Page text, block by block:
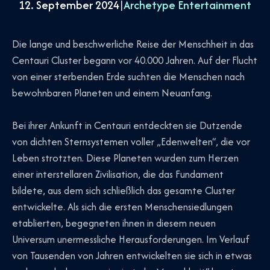
12. September 2024|Archetype Entertainment
Die lange und beschwerliche Reise der Menschheit in das
Centauri Cluster begann vor 40.000 Jahren. Auf der Flucht
von einer sterbenden Erde suchten die Menschen nach
bewohnbaren Planeten und einem Neuanfang.
Bei ihrer Ankunft in Centauri entdeckten sie Dutzende
von dichten Sternsystemen voller „Edenwelten“, die vor
Leben strotzten. Diese Planeten wurden zum Herzen
einer interstellaren Zivilisation, die das Fundament
bildete, aus dem sich schließlich das gesamte Cluster
entwickelte. Als sich die ersten Menschensiedlungen
etablierten, begegneten ihnen in diesem neuen
Universum unermessliche Herausforderungen. Im Verlauf
von Tausenden von Jahren entwickelten sie sich in etwas